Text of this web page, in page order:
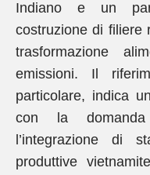
Indiano e un
costruzione di filiere
trasformazione
emissioni. Il
particolare, indica
con la
l’integrazione di
produttive